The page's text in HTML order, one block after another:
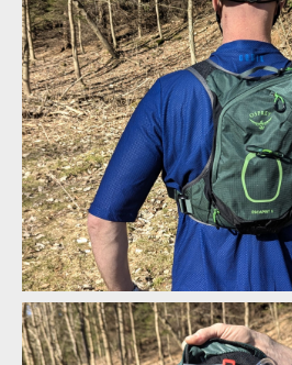
Osprey Escapist Velocity 6
Osprey Escapist Velocity 6
Osprey Escapist Velocity 6
Osprey Escapist Velocity 6